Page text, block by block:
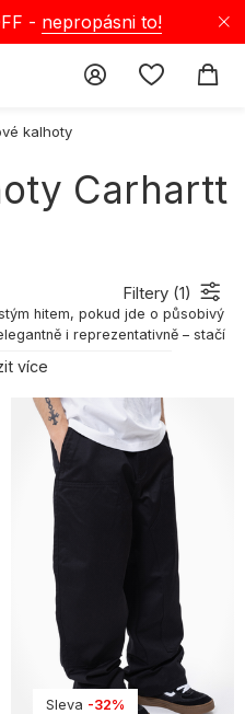
- nepropásni to!
kalhoty
Carhartt
Filtery (1)
hitem, pokud jde o působivý
i reprezentativně – stačí
a prodyšné, neomezují pohyb a
Prohlédni si nabídku
svou perfektní kombinaci –
řešením do mnoha
i dámských z nabídky
Stačí málo –
látkových kalhot vytvoří stylový
elastický materiál, který
- **Univerzálnost:** vhodné
události. - **Snadná
nevyžadují složitou péči ani
více
Sleva -32%